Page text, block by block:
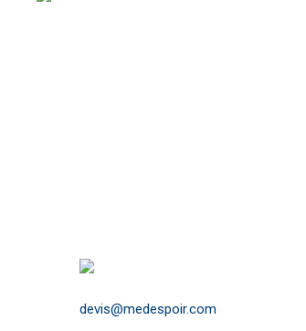
devis@medespoir.com